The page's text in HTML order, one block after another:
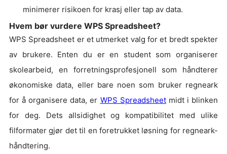
minimerer risikoen for krasj eller tap av data.
Hvem bør vurdere WPS Spreadsheet?
WPS Spreadsheet er et utmerket valg for et bredt spekter
av brukere. Enten du er en student som organiserer
skolearbeid, en forretningsprofesjonell som håndterer
økonomiske data, eller bare noen som bruker regneark
for å organisere data, er WPS Spreadsheetmidt i blinken
for deg. Dets allsidighet og kompatibilitet med ulike
filformater gjør det til en foretrukket løsning for regneark-
håndtering.